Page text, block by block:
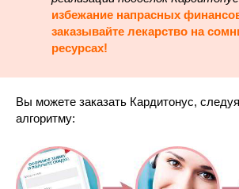
избежание напрасных
заказывайте лекарство на
ресурсах!
Вы можете заказать Кардитонус,
алгоритму: